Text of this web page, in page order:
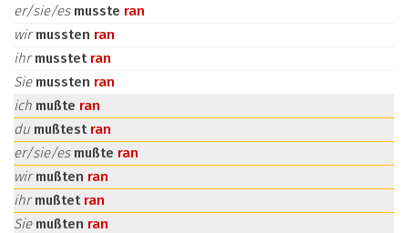
er/sie/es musste ran
wirmussten ran
ihrmusstet ran
Sie mussten ran
ich mußte ran
du mußtest ran
er/sie/es mußte ran
wirmußten ran
ihrmußtet ran
Sie mußten ran